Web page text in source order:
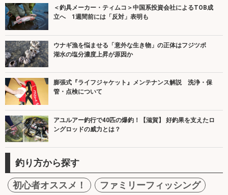
＜釣具メーカー・ティムコ＞中国系投資会社によるTOB成
立へ 1週間前には「反対」表明も
ウナギ漁を悩ませる「意外な生き物」の正体はフジツボ
湖水の塩分濃度上昇が原因か
膨張式『ライフジャケット』メンテナンス解説 洗浄・保
管・点検について
アユルアー釣行で40匹の爆釣！【滋賀】 好釣果を支えたロ
ングロッドの威力とは？
釣り方から探す
初心者オススメ！
ファミリーフィッシング